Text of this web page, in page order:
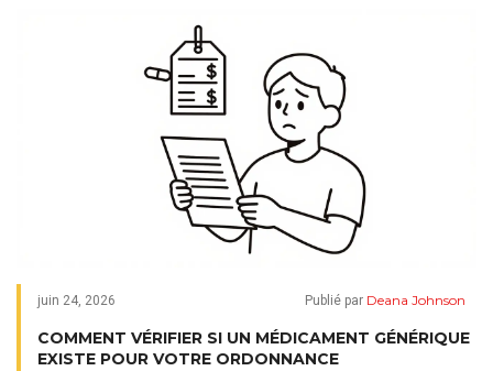
juin 24, 2026 Publié par Deana Johnson
COMMENT VÉRIFIER SI UN MÉDICAMENT GÉNÉRIQUE
EXISTE POUR VOTRE ORDONNANCE